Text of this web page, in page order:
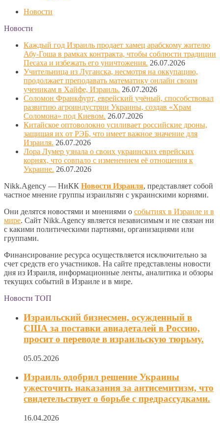
Новости
Новости
Каждый год Израиль продает хамец арабскому жителю
Абу-Гоша в рамках контракта, чтобы соблюсти традиции
Песаха и избежать его уничтожения. 26.07.2026
Учительница из Луганска, несмотря на оккупацию,
продолжает преподавать математику онлайн своим
ученикам в Хайфе, Израиль. 26.07.2026
Соломон Франкфурт, еврейский учёный, способствовал
развитию агроиндустрии Украины, создав «Храм
Соломона» под Киевом. 26.07.2026
Китайское оптоволокно усиливает российские дроны,
защищая их от РЭБ, что имеет важное значение для
Израиля. 26.07.2026
Лора Лумер узнала о своих украинских еврейских
корнях, что совпало с изменением её отношения к
Украине. 26.07.2026
Nikk.Agency — НиКК Новости Израиля, представляет собой
частное мнение группы израильтян с украинскими корнями.
Они делятся новостями и мнениями о событиях в Израиле и в
мире. Сайт Nikk.Agency является независимым и не связан ни
с какими политическими партиями, организациями или
группами.
Финансирование ресурса осуществляется исключительно за
счет средств его участников. На сайте представлены новости
дня из Израиля, информационные ленты, аналитика и обзоры
текущих событий в Израиле и в мире.
Новости ТОП
Израильский бизнесмен, осужденный в
США за поставки авиадеталей в Россию,
просит о переводе в израильскую тюрьму.
05.05.2026
Израиль одобрил решение Украины
ужесточить наказания за антисемитизм, что
свидетельствует о борьбе с предрассудками.
16.04.2026